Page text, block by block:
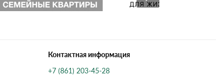
Контактная информация
+7 (861) 203-45-28